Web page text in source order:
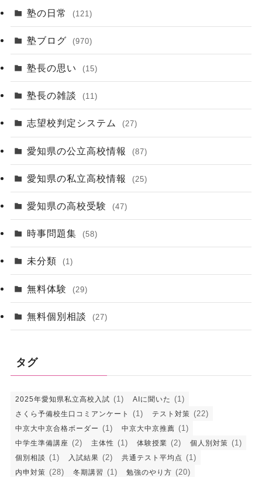
塾の日常 (121)
塾ブログ (970)
塾長の思い (15)
塾長の雑談 (11)
志望校判定システム (27)
愛知県の公立高校情報 (87)
愛知県の私立高校情報 (25)
愛知県の高校受験 (47)
時事問題集 (58)
未分類 (1)
無料体験 (29)
無料個別相談 (27)
タグ
2025年愛知県私立高校入試 (1) AIに聞いた (1)
さくら予備校生口コミアンケート (1) テスト対策 (22)
中京大中京合格ボーダー (1) 中京大中京推薦 (1)
中学生準備講座 (2) 主体性 (1) 体験授業 (2) 個人別対策 (1)
個別相談 (1) 入試結果 (2) 共通テスト平均点 (1)
内申対策 (28) 冬期講習 (1) 勉強のやり方 (20)